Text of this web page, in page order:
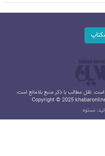
نقل مطالب با ذکر منبع بلامانع است.
Copyright © 2025
نستوه